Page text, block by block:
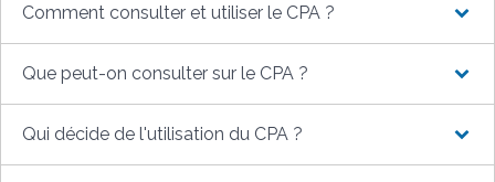
Comment consulter et utiliser le CPA ?
Que peut-on consulter sur le CPA ?
Qui décide de l'utilisation du CPA ?